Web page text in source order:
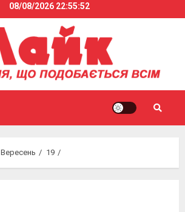
08/08/2026 22:55:52
Вересень 19